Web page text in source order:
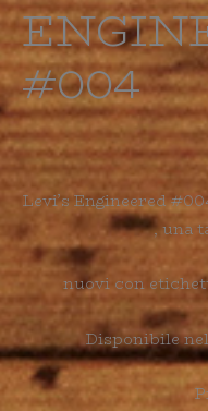
#004
Levi’s Engineered
, una
nuovi con
Disponibile